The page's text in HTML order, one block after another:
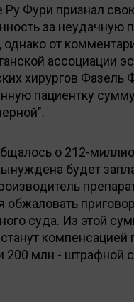
Ру Фури признал
за неудачную
от
ассоциации
хирургов Фазель
пациентку сумму
о 212-
будет
обжаловать
суда. Из этой
200 млн - штрафной